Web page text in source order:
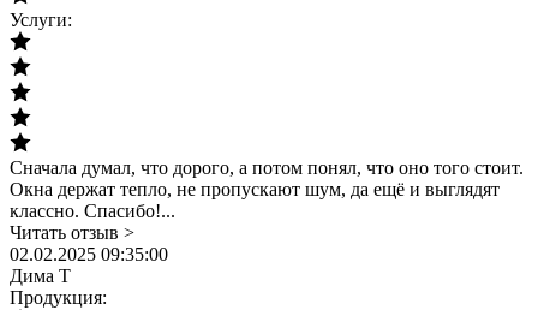
Услуги:
Сначала думал, что дорого, а потом понял, что оно того стоит.
Окна держат тепло, не пропускают шум, да ещё и выглядят
классно. Спасибо!...
Читать отзыв >
02.02.2025 09:35:00
Дима Т
Продукция: